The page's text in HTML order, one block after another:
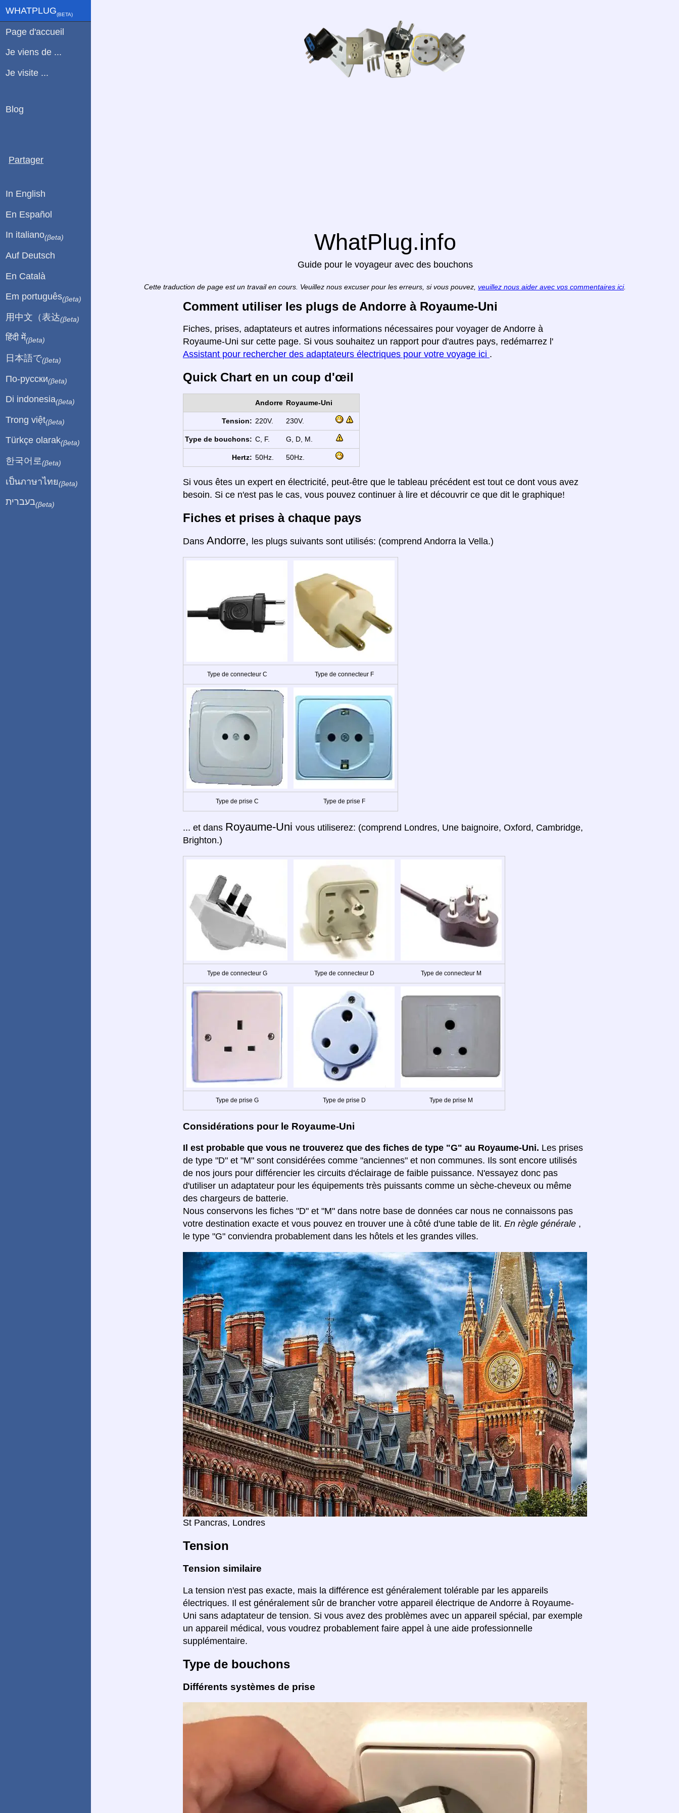
WhatPlug.info
Guide pour le voyageur avec des bouchons
Cette traduction de page est un travail en cours. Veuillez nous excuser pour les erreurs, si vous pouvez, veuillez nous aider avec vos commentaires ici.
Comment utiliser les plugs de Andorre à Royaume-Uni
Fiches, prises, adaptateurs et autres informations nécessaires pour voyager de Andorre à
Royaume-Uni sur cette page. Si vous souhaitez un rapport pour d'autres pays, redémarrez l'
Assistant pour rechercher des adaptateurs électriques pour votre voyage ici .
Quick Chart en un coup d'œil
Andorre Royaume-Uni
Tension: 220V. 230V.
Type de bouchons: C, F. G, D, M.
Hertz: 50Hz. 50Hz.
Si vous êtes un expert en électricité, peut-être que le tableau précédent est tout ce dont vous avez
besoin. Si ce n'est pas le cas, vous pouvez continuer à lire et découvrir ce que dit le graphique!
Fiches et prises à chaque pays
Dans Andorre, les plugs suivants sont utilisés: (comprend Andorra la Vella.)
Type de connecteur C Type de connecteur F
Type de prise C Type de prise F
... et dans Royaume-Uni vous utiliserez: (comprend Londres, Une baignoire, Oxford, Cambridge,
Brighton.)
Type de connecteur G Type de connecteur D Type de connecteur M
Type de prise G Type de prise D Type de prise M
Considérations pour le Royaume-Uni
Il est probable que vous ne trouverez que des fiches de type "G" au Royaume-Uni. Les prises
de type "D" et "M" sont considérées comme "anciennes" et non communes. Ils sont encore utilisés
de nos jours pour différencier les circuits d'éclairage de faible puissance. N'essayez donc pas
d'utiliser un adaptateur pour les équipements très puissants comme un sèche-cheveux ou même
des chargeurs de batterie.
Nous conservons les fiches "D" et "M" dans notre base de données car nous ne connaissons pas
votre destination exacte et vous pouvez en trouver une à côté d'une table de lit. En règle générale ,
le type "G" conviendra probablement dans les hôtels et les grandes villes.
St Pancras, Londres
Tension
Tension similaire
La tension n'est pas exacte, mais la différence est généralement tolérable par les appareils
électriques. Il est généralement sûr de brancher votre appareil électrique de Andorre à Royaume-
Uni sans adaptateur de tension. Si vous avez des problèmes avec un appareil spécial, par exemple
un appareil médical, vous voudrez probablement faire appel à une aide professionnelle
supplémentaire.
Type de bouchons
Différents systèmes de prise
WHATPLUG(ΒETA)
Page d'accueil
Je viens de ...
Je visite ...
Blog
Partager
In English
En Español
In italiano(βeta)
Auf Deutsch
En Català
Em português(βeta)
用中文（表达(βeta)
हिंदी में(βeta)
日本語で(βeta)
По-русски(βeta)
Di indonesia(βeta)
Trong việt(βeta)
Türkçe olarak(βeta)
한국어로 (βeta)
เป็นภาษาไทย(βeta)
בעברית(βeta)